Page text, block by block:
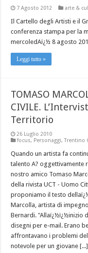
7 Agosto 2012 arte &
Il Cartello degli Artisti e il
conferenza stampa per la
mercoledAï¿½ 8 agosto
Leggi tutto »
TOMASO
CIVILE.
Territorio
26 Luglio 2010
focus, Personaggi,Trentino
Quando un artista fa
talento A? oggettivamente
nostro amico Tomaso
della rivista UCT - Uomo
proponiamo il testo
Marcolla, artista di
Bernardi. "Allaï¿½ï¿½inizio
disegni per e-mail. Erano
affrontavano i problemi
notevole per un giovane [...]